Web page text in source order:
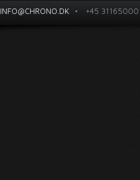
INFO@CHRONO.DK • +45 31165000